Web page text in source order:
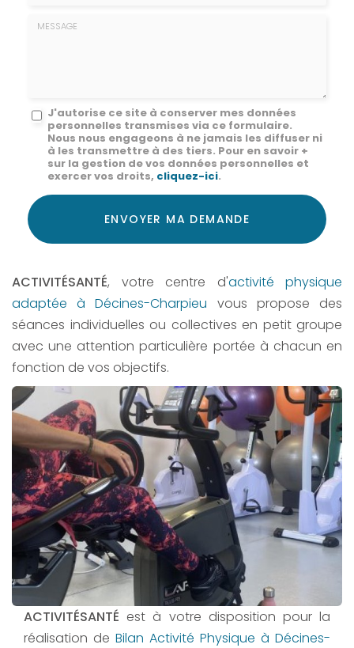
Message
J'autorise ce site à conserver mes données
personnelles transmises via ce formulaire.
Nous nous engageons à ne jamais les diffuser ni
à les transmettre à des tiers. Pour en savoir +
sur la gestion de vos données personnelles et
exercer vos droits, cliquez-ici.
Acceptation
RGPD
ENVOYER MA DEMANDE
ACTIVITÉSANTÉ, votre centre d'activité physique
adaptée à Décines-Charpieu vous propose des
séances individuelles ou collectives en petit groupe
avec une attention particulière portée à chacun en
fonction de vos objectifs.
ACTIVITÉSANTÉ est à votre disposition pour la
réalisation de Bilan Activité Physique à Décines-